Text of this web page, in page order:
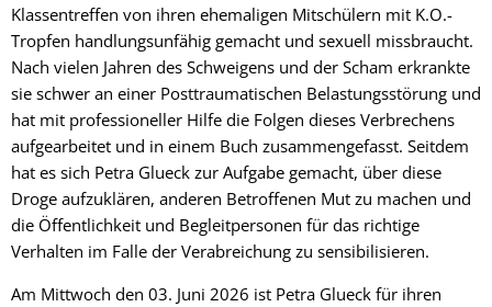
Klassentreffen von ihren ehemaligen Mitschülern mit K.O.-
Tropfen handlungsunfähig gemacht und sexuell missbraucht.
Nach vielen Jahren des Schweigens und der Scham erkrankte
sie schwer an einer Posttraumatischen Belastungsstörung und
hat mit professioneller Hilfe die Folgen dieses Verbrechens
aufgearbeitet und in einem Buch zusammengefasst. Seitdem
hat es sich Petra Glueck zur Aufgabe gemacht, über diese
Droge aufzuklären, anderen Betroffenen Mut zu machen und
die Öffentlichkeit und Begleitpersonen für das richtige
Verhalten im Falle der Verabreichung zu sensibilisieren.
Am Mittwoch den 03. Juni 2026 ist Petra Glueck für ihren